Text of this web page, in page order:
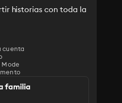
historias con toda la
cuenta
Mode
familia